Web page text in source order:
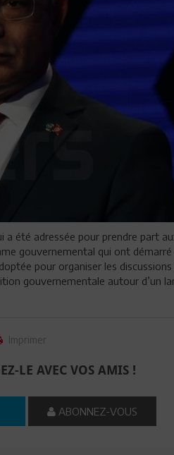
a été adressée pour prendre part
gouvernemental qui ont démarré
pour organiser les discussions
gouvernementale autour d’un
Imprimer
LE AVEC VOS AMIS !
ABONNEZ-VOUS